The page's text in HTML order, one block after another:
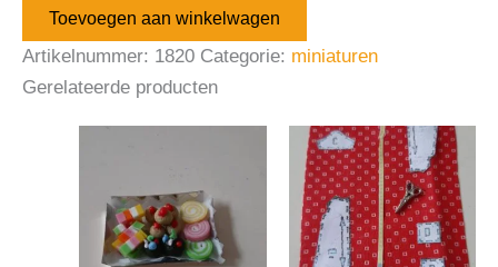
Toevoegen aan winkelwagen
Artikelnummer: 1820 Categorie: miniaturen
Gerelateerde producten